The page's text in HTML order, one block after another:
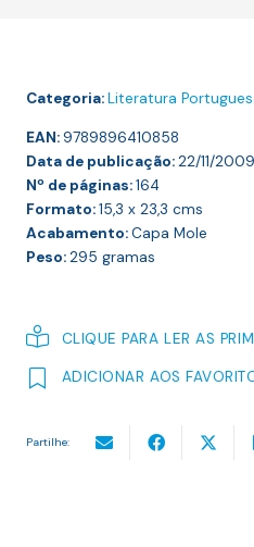
Categoria:Literatura
EAN:9789896410858
Data de publicação:22/11/2009
Nº de páginas:164
Formato:15,3 x 23,3 cms
Acabamento:Capa Mole
Peso:295 gramas
CLIQUE PARA LER AS
ADICIONAR AOS
Partilhe: